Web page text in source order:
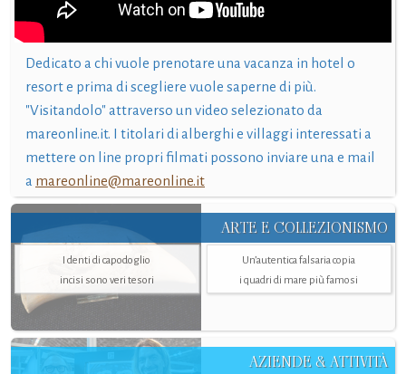
Dedicato a chi vuole prenotare una vacanza in hotel o
resort e prima di scegliere vuole saperne di più.
"Visitandolo" attraverso un video selezionato da
mareonline.it. I titolari di alberghi e villaggi interessati a
mettere on line propri filmati possono inviare una e mail
a mareonline@mareonline.it
ARTE E COLLEZIONISMO
I denti di capodoglio
incisi sono veri tesori
Un’autentica falsaria copia
i quadri di mare più famosi
AZIENDE & ATTIVITÀ